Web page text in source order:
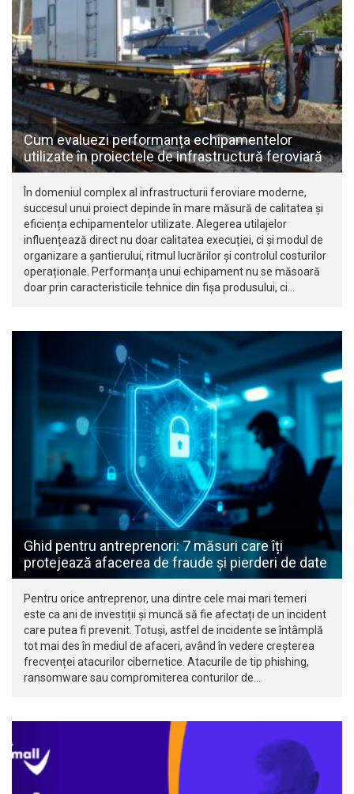
Cum evaluezi performanța echipamentelor
utilizate în proiectele de infrastructură feroviară
În domeniul complex al infrastructurii feroviare moderne,
succesul unui proiect depinde în mare măsură de calitatea și
eficiența echipamentelor utilizate. Alegerea utilajelor
influențează direct nu doar calitatea execuției, ci și modul de
organizare a șantierului, ritmul lucrărilor și controlul costurilor
operaționale. Performanța unui echipament nu se măsoară
doar prin caracteristicile tehnice din fișa produsului, ci…
Ghid pentru antreprenori: 7 măsuri care îți
protejează afacerea de fraude și pierderi de date
Pentru orice antreprenor, una dintre cele mai mari temeri
este ca ani de investiții și muncă să fie afectați de un incident
care putea fi prevenit. Totuși, astfel de incidente se întâmplă
tot mai des în mediul de afaceri, având în vedere creșterea
frecvenței atacurilor cibernetice. Atacurile de tip phishing,
ransomware sau compromiterea conturilor de…